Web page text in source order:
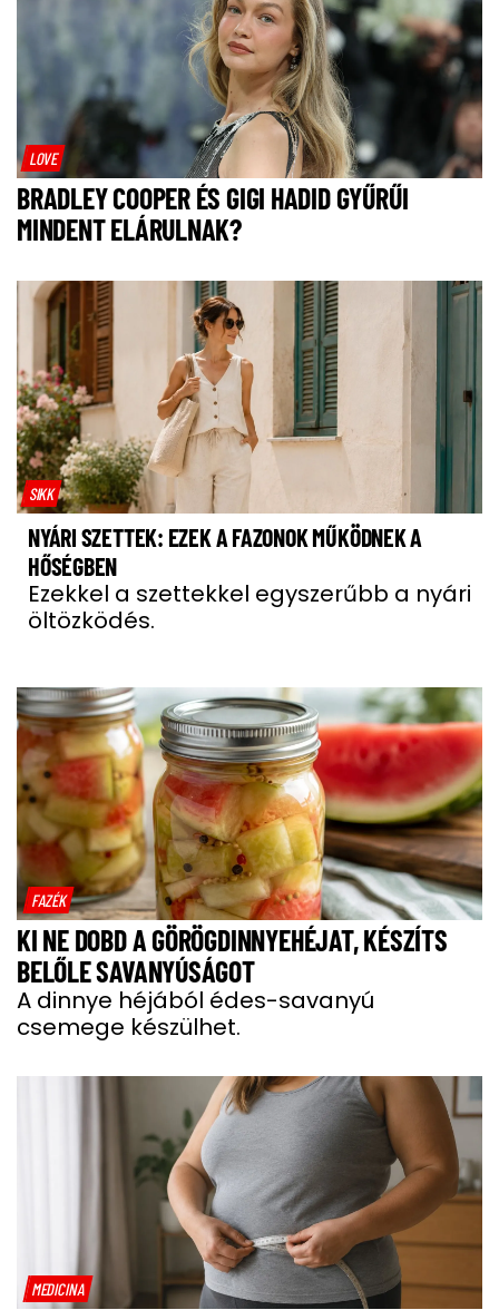
LOVE
BRADLEY COOPER ÉS GIGI HADID GYŰRŰI
MINDENT ELÁRULNAK?
SIKK
NYÁRI SZETTEK: EZEK A FAZONOK MŰKÖDNEK A
HŐSÉGBEN
Ezekkel a szettekkel egyszerűbb a nyári
öltözködés.
FAZÉK
KI NE DOBD A GÖRÖGDINNYEHÉJAT, KÉSZÍTS
BELŐLE SAVANYÚSÁGOT
A dinnye héjából édes-savanyú
csemege készülhet.
MEDICINA